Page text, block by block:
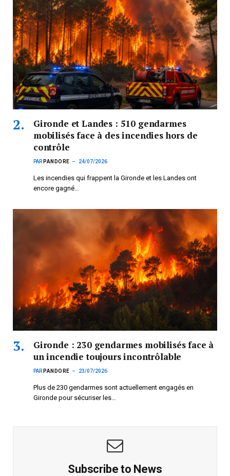
Gironde et Landes : 510 gendarmes
mobilisés face à des incendies hors de
contrôle
PAR PANDORE 24/07/2026
Les incendies qui frappent la Gironde et les Landes ont
encore gagné…
Gironde : 230 gendarmes mobilisés face à
un incendie toujours incontrôlable
PAR PANDORE 23/07/2026
Plus de 230 gendarmes sont actuellement engagés en
Gironde pour sécuriser les…
Subscribe to News